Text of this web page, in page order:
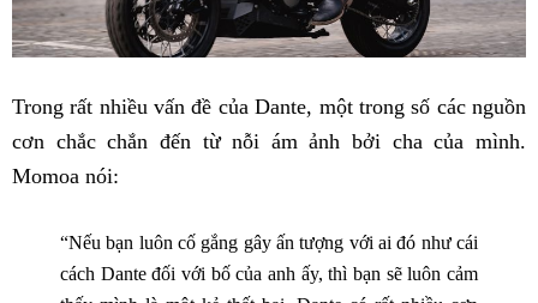
Trong rất nhiều vấn đề của Dante, một trong số các nguồn
cơn chắc chắn đến từ nỗi ám ảnh bởi cha của mình.
Momoa nói:
“Nếu bạn luôn cố gắng gây ấn tượng với ai đó như cái
cách Dante đối với bố của anh ấy, thì bạn sẽ luôn cảm